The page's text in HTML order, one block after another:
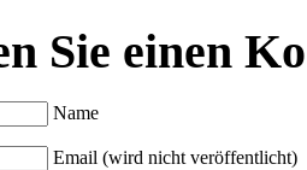
Sie einen
Name
Email (wird nicht veröffentlicht)